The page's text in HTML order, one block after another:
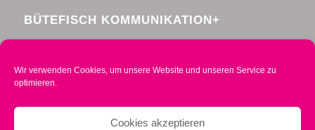
Wir verwenden Cookies, um unsere Website und unseren Service zu
optimieren.
Cookies akzeptieren
BÜTEFISCH KOMMUNIKATION+
Menzelstraße 30
Telefon 0711 234376-0
info@buetefisch.de